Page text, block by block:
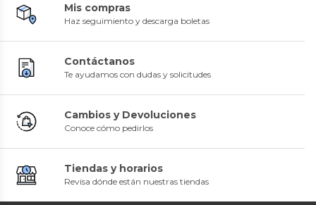
Mis compras
Haz seguimiento y descarga boletas
Contáctanos
Te ayudamos con dudas y solicitudes
Cambios y Devoluciones
Conoce cómo pedirlos
Tiendas y horarios
Revisa dónde están nuestras tiendas